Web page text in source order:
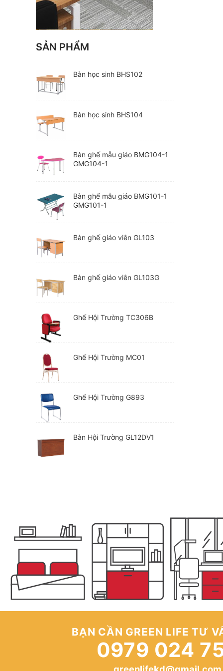
SẢN PHẨM
Bàn học sinh BHS102
Bàn học sinh BHS104
Bàn ghế mẫu giáo BMG104-1
GMG104-1
Bàn ghế mẫu giáo BMG101-1
GMG101-1
Bàn ghế giáo viên GL103
Bàn ghế giáo viên GL103G
Ghế Hội Trường TC306B
Ghế Hội Trường MC01
Ghế Hội Trường G893
Bàn Hội Trường GL12DV1
BẠN CẦN GREEN LIFE TƯ
0979 024